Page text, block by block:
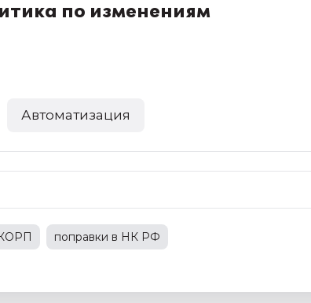
по изменениям
Автоматизация
КОРП поправки в НК РФ